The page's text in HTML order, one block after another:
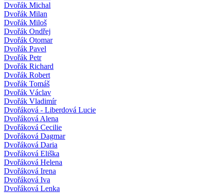
Dvořák Michal
Dvořák Milan
Dvořák Miloš
Dvořák Ondřej
Dvořák Otomar
Dvořák Pavel
Dvořák Petr
Dvořák Richard
Dvořák Robert
Dvořák Tomáš
Dvořák Václav
Dvořák Vladimír
Dvořáková - Liberdová Lucie
Dvořáková Alena
Dvořáková Cecilie
Dvořáková Dagmar
Dvořáková Daria
Dvořáková Eliška
Dvořáková Helena
Dvořáková Irena
Dvořáková Iva
Dvořáková Lenka